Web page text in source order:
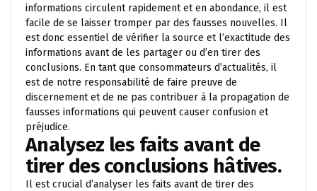
informations circulent rapidement et en abondance, il est
facile de se laisser tromper par des fausses nouvelles. Il
est donc essentiel de vérifier la source et l’exactitude des
informations avant de les partager ou d’en tirer des
conclusions. En tant que consommateurs d’actualités, il
est de notre responsabilité de faire preuve de
discernement et de ne pas contribuer à la propagation de
fausses informations qui peuvent causer confusion et
préjudice.
Analysez les faits avant de
tirer des conclusions hâtives.
Il est crucial d’analyser les faits avant de tirer des